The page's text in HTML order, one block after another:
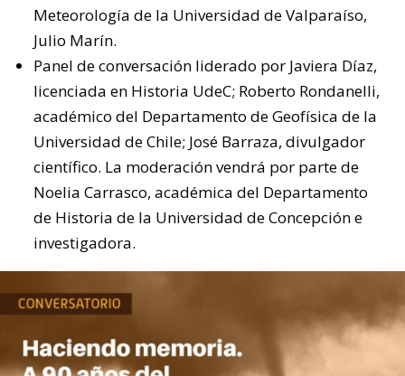
Meteorología de la Universidad de Valparaíso,
Julio Marín.
Panel de conversación liderado por Javiera Díaz,
licenciada en Historia UdeC; Roberto Rondanelli,
académico del Departamento de Geofísica de la
Universidad de Chile; José Barraza, divulgador
científico. La moderación vendrá por parte de
Noelia Carrasco, académica del Departamento
de Historia de la Universidad de Concepción e
investigadora.